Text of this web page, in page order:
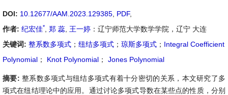
DOI: 10.12677/AAM.2023.129385 PDF,
作者: 纪宏佳* 郑 蕊 王一婷 ：辽宁师范大学数学学院，辽宁 大连
关键词: 整系数多项式 ； 纽结多项式 ； 琼斯多项式 ； Integral Coefficient
Polynomial ； Knot Polynomial ； Jones Polynomial
摘要: 整系数多项式与纽结多项式有着十分密切的关系，本文研究了多
项式在纽结理论中的应用。通过讨论多项式导数在某些点的性质，分别